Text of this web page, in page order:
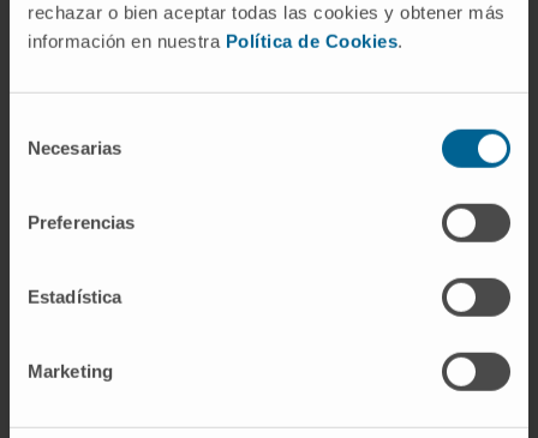
rechazar o bien aceptar todas las cookies y obtener más
información en nuestra Política de Cookies.
Necesarias
Preferencias
Estadística
Marketing
Director
Departamento de Oncología Radioterápica